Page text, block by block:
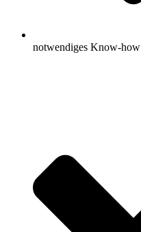
notwendiges Know-how